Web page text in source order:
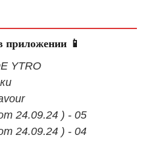
📱
YTRO
24.09.24 ) - 05
24.09.24 ) - 04